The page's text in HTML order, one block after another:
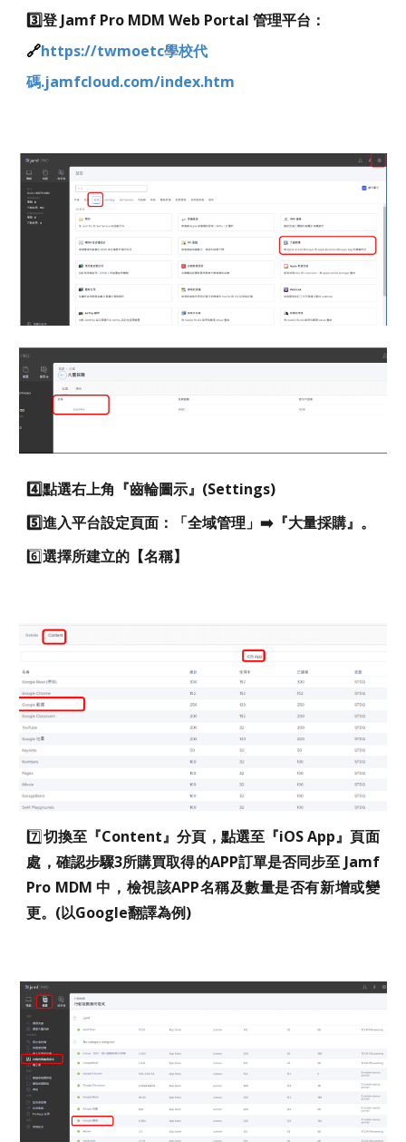
3️⃣登 Jamf Pro MDM Web Portal 管理平台：
🔗https://twmoetc學校代
碼.jamfcloud.com/index.htm
4️⃣點選右上角『齒輪圖示』(Settings)
5️⃣進入平台設定頁面：「全域管理」➡️『大量採購』。
6️⃣選擇所建立的【名稱】
7️⃣切換至『Content』分頁，點選至『iOS App』頁面
處，確認步驟3所購買取得的APP訂單是否同步至 Jamf
Pro MDM 中，檢視該APP名稱及數量是否有新增或變
更。(以Google翻譯為例)